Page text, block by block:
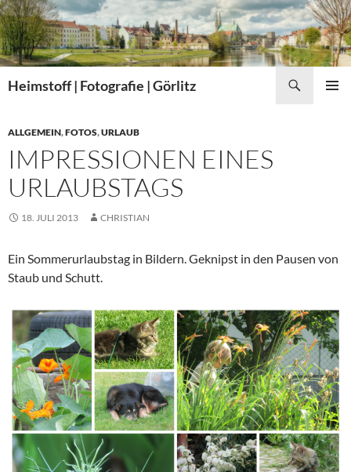
Zum
Inhalt
springen
Heimstoff | Fotografie | Görlitz
ALLGEMEIN,FOTOS,URLAUB
IMPRESSIONEN EINES
URLAUBSTAGS
18. JULI 2013 CHRISTIAN
Ein Sommerurlaubstag in Bildern. Geknipst in den Pausen von
Staub und Schutt.